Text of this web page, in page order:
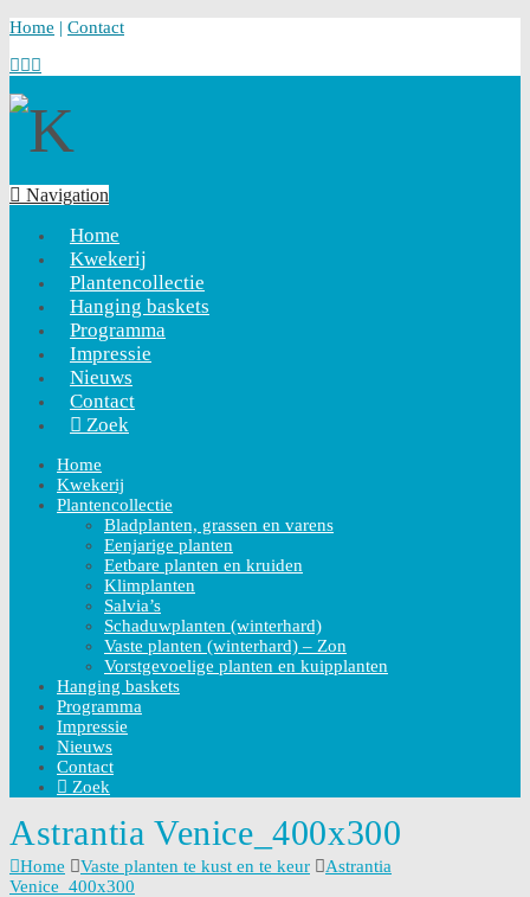
Home | Contact
Navigation
Home
Kwekerij
Plantencollectie
Hanging baskets
Programma
Impressie
Nieuws
Contact
Zoek
Home
Kwekerij
Plantencollectie
Bladplanten, grassen en varens
Eenjarige planten
Eetbare planten en kruiden
Klimplanten
Salvia’s
Schaduwplanten (winterhard)
Vaste planten (winterhard) – Zon
Vorstgevoelige planten en kuipplanten
Hanging baskets
Programma
Impressie
Nieuws
Contact
Zoek
Astrantia Venice_400x300
Home Vaste planten te kust en te keur
Astrantia
Venice_400x300